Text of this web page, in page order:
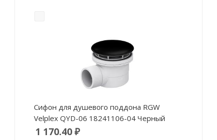
Сифон для душевого поддона RGW
Velplex QYD-06 18241106-04 Черный
1 170.40 ₽